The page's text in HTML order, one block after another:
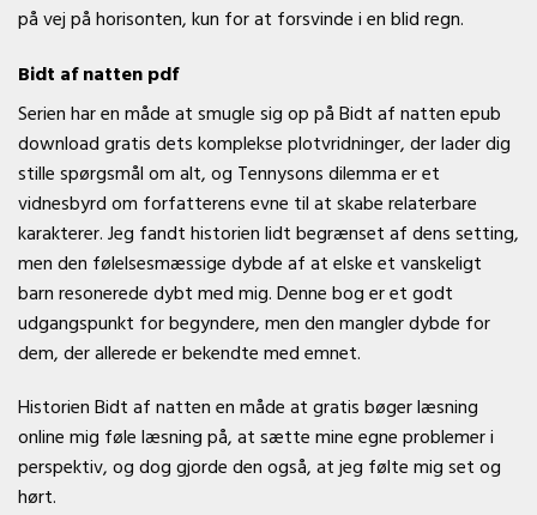
på vej på horisonten, kun for at forsvinde i en blid regn.
Bidt af natten pdf
Serien har en måde at smugle sig op på Bidt af natten epub
download gratis dets komplekse plotvridninger, der lader dig
stille spørgsmål om alt, og Tennysons dilemma er et
vidnesbyrd om forfatterens evne til at skabe relaterbare
karakterer. Jeg fandt historien lidt begrænset af dens setting,
men den følelsesmæssige dybde af at elske et vanskeligt
barn resonerede dybt med mig. Denne bog er et godt
udgangspunkt for begyndere, men den mangler dybde for
dem, der allerede er bekendte med emnet.
Historien Bidt af natten en måde at gratis bøger læsning
online mig føle læsning på, at sætte mine egne problemer i
perspektiv, og dog gjorde den også, at jeg følte mig set og
hørt.